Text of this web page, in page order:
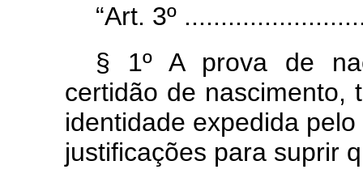
“Art. 3º
§ 1º A prova de
certidão de nascimento,
identidade expedida
justificações para suprir